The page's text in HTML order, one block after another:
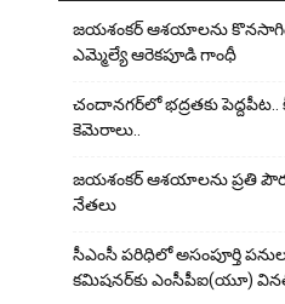
జయశంకర్ ఆశయాలను
ఎమ్మెల్యే ఆరెక‌పూడి గాంధీ
చందానగర్‌లో భద్రతకు పెద్దపీట..
కెమెరాలు..
జయశంకర్ ఆశయాలను ప్రతి
నేతలు
సీఎంసీ పరిధిలో అసంపూర్తి
కమిషనర్‌కు ఎంసీపీఐ(యూ)